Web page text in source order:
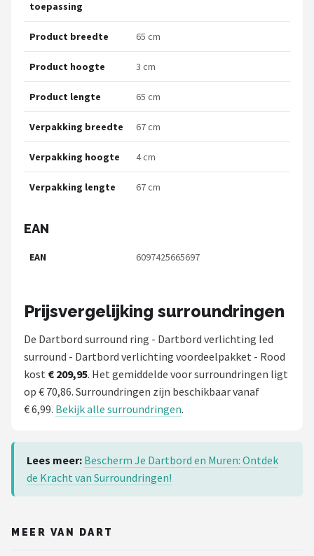
toepassing
Product breedte 65 cm
Product hoogte 3 cm
Product lengte 65 cm
Verpakking breedte 67 cm
Verpakking hoogte 4 cm
Verpakking lengte 67 cm
EAN
EAN 6097425665697
Prijsvergelijking surroundringen
De Dartbord surround ring - Dartbord verlichting led
surround - Dartbord verlichting voordeelpakket - Rood
kost € 209,95. Het gemiddelde voor surroundringen ligt
op € 70,86. Surroundringen zijn beschikbaar vanaf
€ 6,99. Bekijk alle surroundringen.
Lees meer: Bescherm Je Dartbord en Muren: Ontdek
de Kracht van Surroundringen!
MEER VAN DART